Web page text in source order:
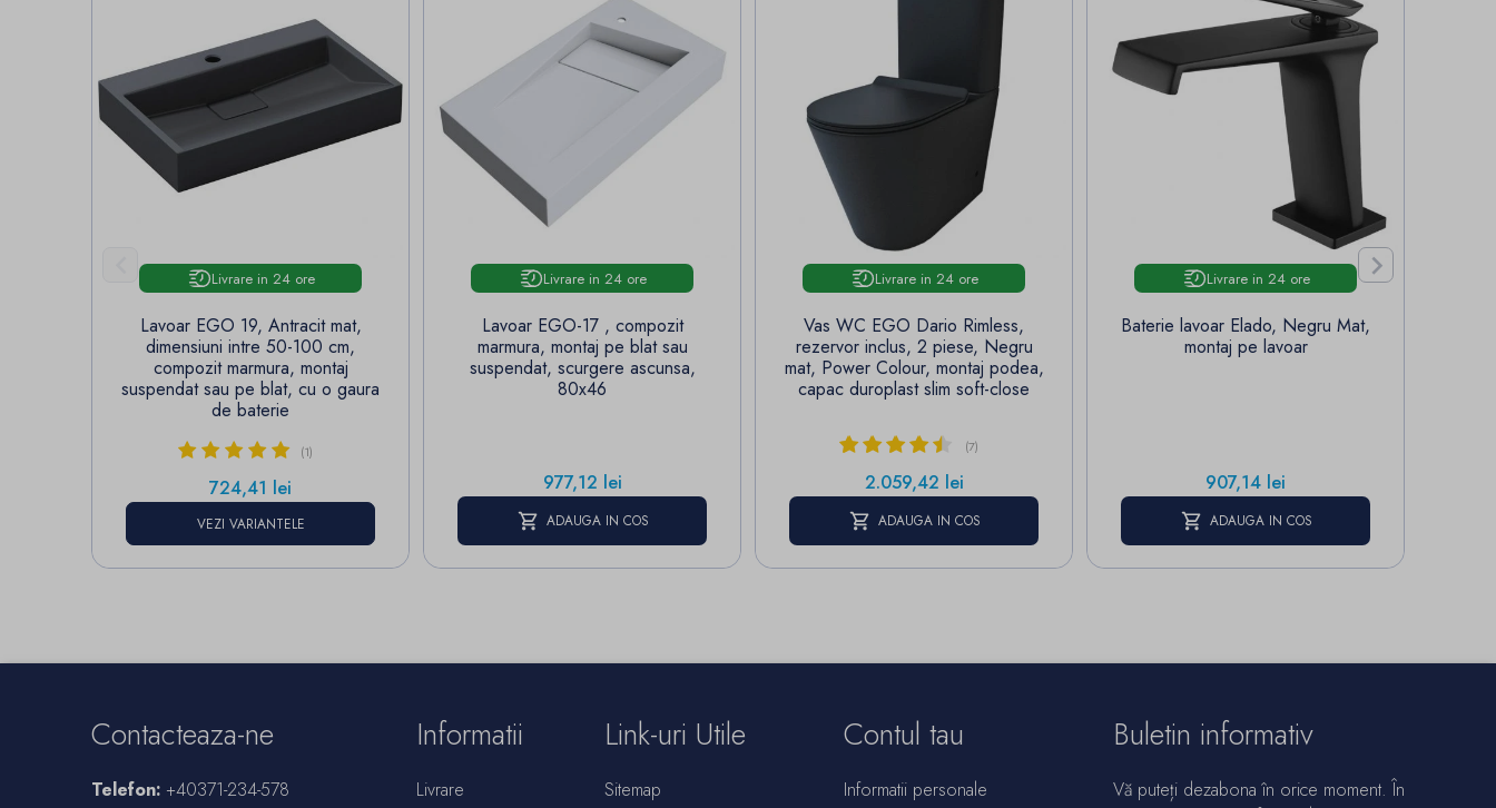
 Livrare in 24 ore
Lavoar EGO 19, Antracit mat,
dimensiuni intre 50-100 cm,
compozit marmura, montaj
suspendat sau pe blat, cu o gaura
de baterie
(1)
Pret
724,41 lei
VEZI VARIANTELE
Livrare in 24 ore
Lavoar EGO-17 , compozit
marmura, montaj pe blat sau
suspendat, scurgere ascunsa,
80x46
Pret
977,12 lei
ADAUGA IN COS
Livrare in 24 ore
Vas WC EGO Dario Rimless,
rezervor inclus, 2 piese, Negru
mat, Power Colour, montaj podea,
capac duroplast slim soft-close
(7)
Pret
2.059,42 lei
ADAUGA IN COS
Livrare in 24 ore
Baterie lavoar Elado, Negru Mat,
montaj pe lavoar
Pret
907,14 lei
ADAUGA IN COS

Contacteaza-ne
Telefon: +40371-234-578
Link-uri Utile
Sitemap
Informatii
Livrare
Contul tau
Informatii personale
Buletin informativ
Vă puteți dezabona în orice moment. În